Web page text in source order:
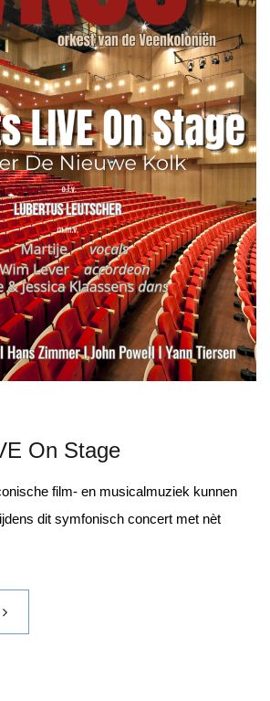
On Stage
film- en musicalmuziek kunnen
dit symfonisch concert met nèt